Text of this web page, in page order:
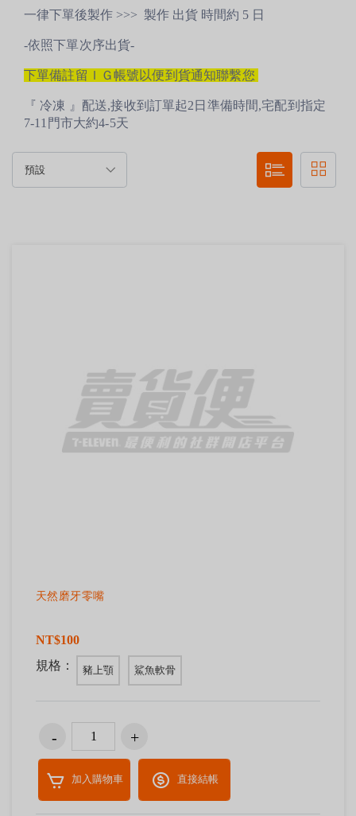
一律下單後製作 >>> 製作 出貨 時間約 5 日
-依照下單次序出貨-
下單備註留ＩＧ帳號以便到貨通知聯繫您
『 冷凍 』配送,接收到訂單起2日準備時間,宅配到指定
7-11門市大約4-5天
天然磨牙零嘴
NT$100
規格：
豬上顎 鯊魚軟骨
加入購物車 直接結帳